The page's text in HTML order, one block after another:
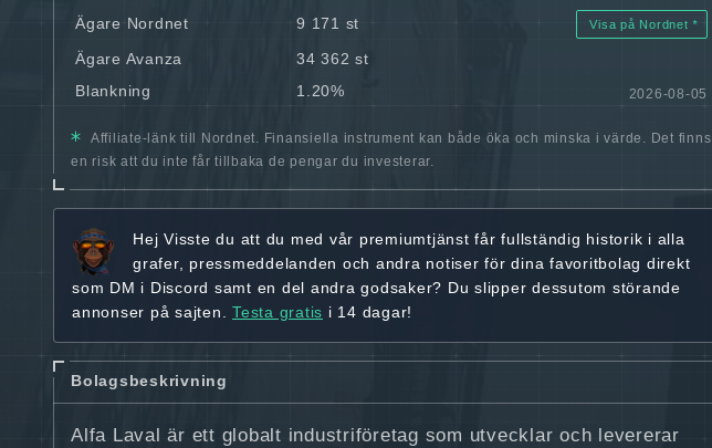
Ägare Nordnet
9 171 st Visa på Nordnet
Ägare Avanza
34 362 st
Blankning
1.20% 2026-08-05
Affiliate-länk till Nordnet. Finansiella instrument kan både öka och minska i värde. Det finns
en risk att du inte får tillbaka de pengar du investerar.
Hej Visste du att du med vår premiumtjänst fårfullständig historik i alla
grafer, pressmeddelanden och andra notiser för dina favoritbolag direkt
som DM i Discord samt en del andra godsaker? Du slipper dessutom störande
annonser på sajten. Testa gratis i 14 dagar!
Bolagsbeskrivning
Alfa Laval är ett globalt industriföretag som utvecklar och levererar